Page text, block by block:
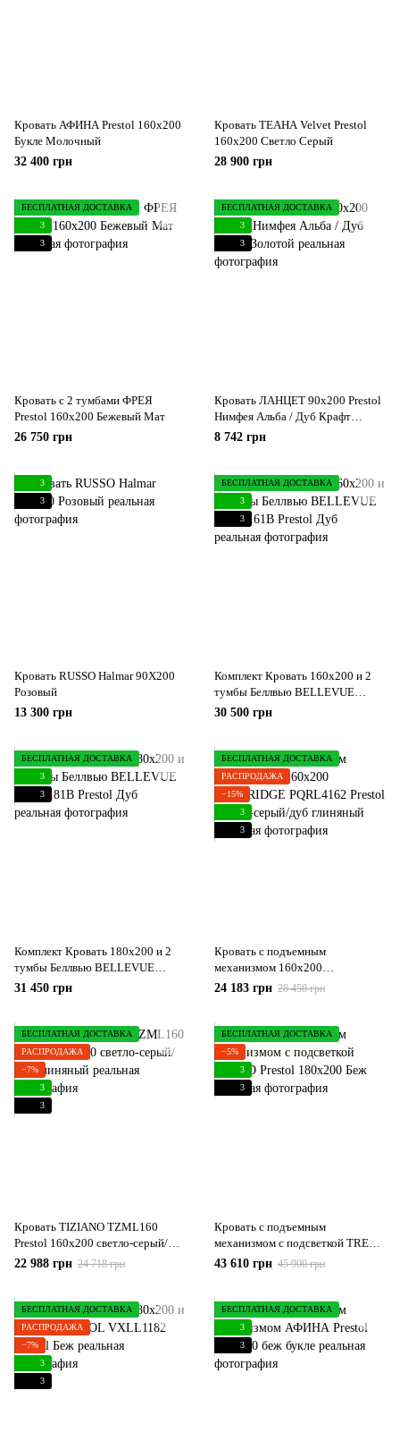
Кровать АФИНА Prestol 160x200
Букле Молочный
32 400 грн
Кровать ТЕАНА Velvet Prestol
160x200 Светло Серый
28 900 грн
БЕСПЛАТНАЯ ДОСТАВКА
3
3
Кровать с 2 тумбами ФРЕЯ
Prestol 160x200 Бежевый Мат
26 750 грн
БЕСПЛАТНАЯ ДОСТАВКА
3
3
Кровать ЛАНЦЕТ 90x200 Prestol
Нимфея Альба / Дуб Крафт
Золотой
8 742 грн
3
3
Кровать RUSSO Halmar 90X200
Розовый
13 300 грн
БЕСПЛАТНАЯ ДОСТАВКА
3
3
Комплект Кровать 160х200 и 2
тумбы Беллвью BELLEVUE
30 500 грн
БЕСПЛАТНАЯ ДОСТАВКА
3
3
Комплект Кровать 180х200 и 2
тумбы Беллвью BELLEVUE
31 450 грн
БЕСПЛАТНАЯ ДОСТАВКА
РАСПРОДАЖА
−15%
3
3
Кровать с подъемным
механизмом 160х200
PENKRIDGE PQRL4162 Prestol
24 183 грн 28 450 грн
БЕСПЛАТНАЯ ДОСТАВКА
РАСПРОДАЖА
−7%
3
3
Кровать TIZIANO TZML160
Prestol 160х200 светло-серый/
дуб глиняный
22 988 грн 24 718 грн
БЕСПЛАТНАЯ ДОСТАВКА
−5%
3
3
Кровать с подъемным
механизмом с подсветкой TREND
Prestol 180х200 Беж
43 610 грн 45 900 грн
БЕСПЛАТНАЯ ДОСТАВКА
РАСПРОДАЖА
−7%
3
3
БЕСПЛАТНАЯ ДОСТАВКА
3
3